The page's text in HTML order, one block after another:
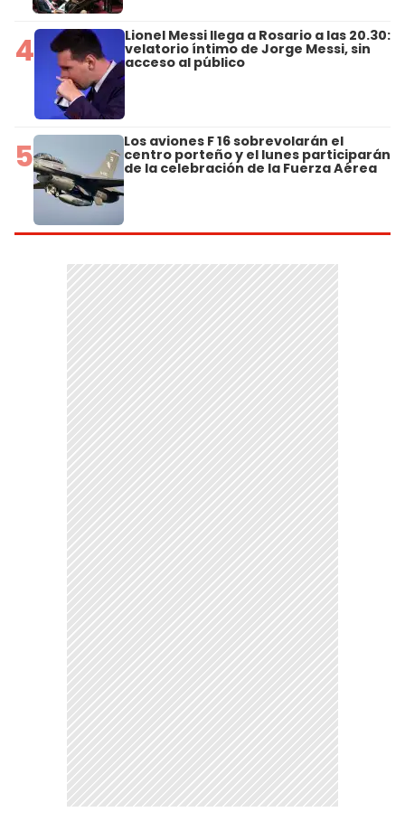
4 Lionel Messi llega a Rosario a las 20.30:
velatorio íntimo de Jorge Messi, sin
acceso al público
5 Los aviones F 16 sobrevolarán el
centro porteño y el lunes participarán
de la celebración de la Fuerza Aérea